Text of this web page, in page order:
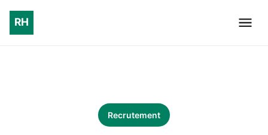
Recrutement